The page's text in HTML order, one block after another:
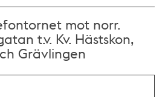
mot norr.
t.v. Kv. Hästskon,
Grävlingen